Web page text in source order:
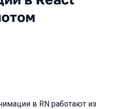
в RN работают из